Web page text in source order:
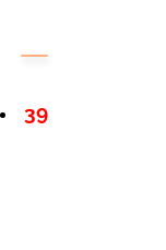
39